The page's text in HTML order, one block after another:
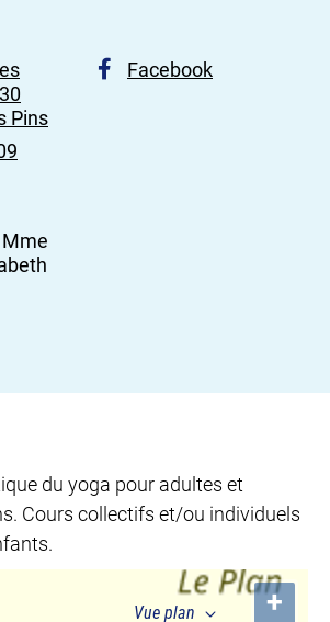
Pins
Facebook
du yoga pour adultes et
Cours collectifs et/ou individuels
+